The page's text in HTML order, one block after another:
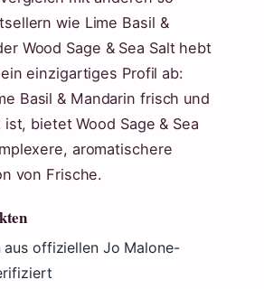
wie Lime Basil &
Wood Sage & Sea Salt hebt
einzigartiges Profil ab:
Basil & Mandarin frisch und
bietet Wood Sage & Sea
aromatischere
von Frische.
aus offiziellen Jo Malone-